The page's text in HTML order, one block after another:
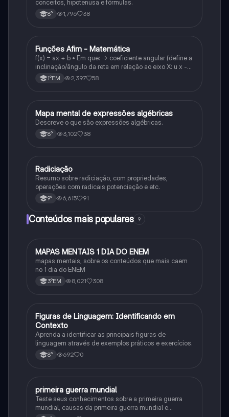
conceitos, hipotenusa e fórmulas.
8° 1,796 38
Matematica
Funções Afim - Matemática
f(x) = ax + b • Em que: -> coeficiente angular (define a
inclinação/ângulo da reta em relação ao eixo X: u x -
variável: a b → coeficiente linear (valor que corta o
eixo y).
1°EM 2,397 58
Matematica
Mapa mental de expressões algébricas
Descreve o que são expressões algébricas.
8° 3,102 38
Matematica
Radiciação
Resumo sobre radiciação, com propriedades,
operações com radicais potenciação e etc.
9° 6,615 91
Conteúdos mais populares 9
Português
MAPAS MENTAIS 1 DIA DO ENEM
mapas mentais, sobre os conteúdos que mais caem
no 1 dia do ENEM
3°EM 8,021 308
FPortuguês
Figuras de Linguagem: Identificando em
Contexto
Aprenda a identificar as principais figuras de
linguagem através de exemplos práticos e exercícios.
8° 692 0
História
primeira guerra mundial
Teste seus conhecimentos sobre a primeira guerra
mundial, causas da primeira guerra mundial e